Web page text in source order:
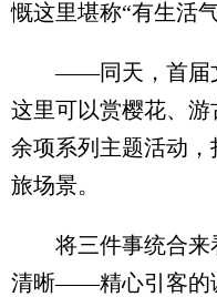
慨这里堪称“有生活
——同天，首届文
这里可以赏樱花、
余项系列主题活动，
旅场景。
将三件事统合来
清晰——精心引客的